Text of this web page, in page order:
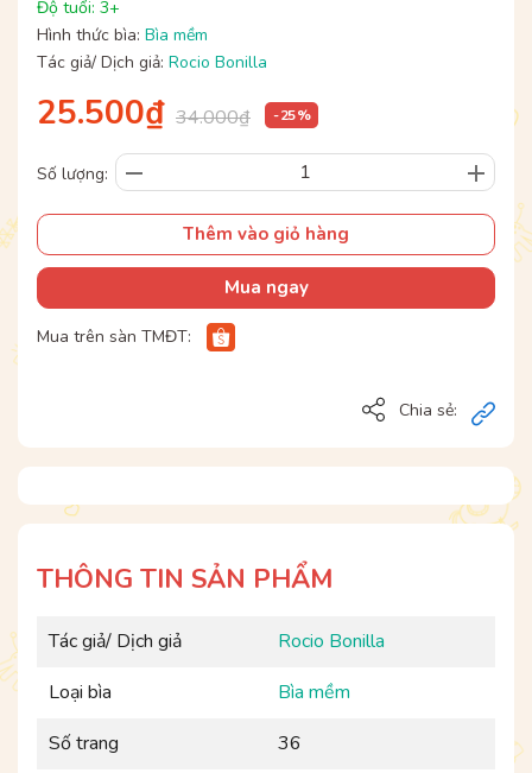
Độ tuổi: 3+
Hình thức bìa: Bìa mềm
Tác giả/ Dịch giả: Rocio Bonilla
25.500₫ 34.000₫ - 25 %
Số lượng:
Thêm vào giỏ hàng
Mua ngay
Mua trên sàn TMĐT:
Chia sẻ:
THÔNG TIN SẢN PHẨM
Tác giả/ Dịch giả
Rocio Bonilla
Loại bìa
Bìa mềm
Số trang
36